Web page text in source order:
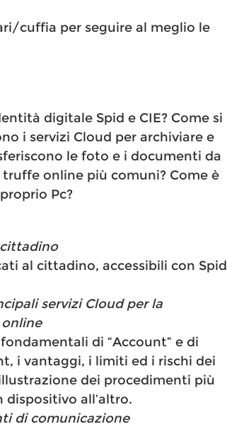
cuffia per seguire al meglio le
digitale Spid e CIE? Come si
i servizi Cloud per archiviare e
le foto e i documenti da
online più comuni? Come è
Pc?
al cittadino, accessibili con Spid
servizi Cloud per la
di “Account” e di
i vantaggi, i limiti ed i rischi dei
dei procedimenti più
all’altro.
di comunicazione